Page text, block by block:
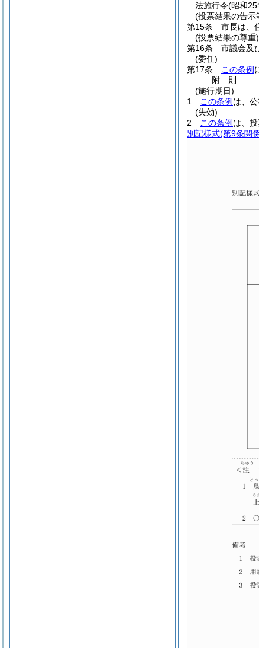
法施行令(昭和25
(投票結果の告示
第15条
市長は、
(投票結果の尊重)
第16条
市議会及
(委任)
第17条
この条例
附 則
(施行期日)
1
この条例 は、
(失効)
2
この条例 は、
別記様式(第9条関